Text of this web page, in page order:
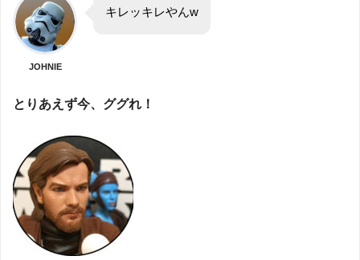
JOHNIE
キレッキレやんw
とりあえず今、ググれ！